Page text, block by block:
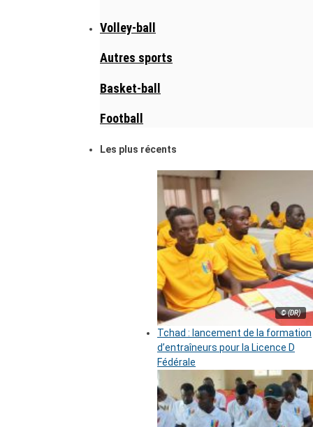
Volley-ball
Autres sports
Basket-ball
Football
Les plus récents
© (DR)
Tchad : lancement de la formation
d’entraîneurs pour la Licence D
Fédérale